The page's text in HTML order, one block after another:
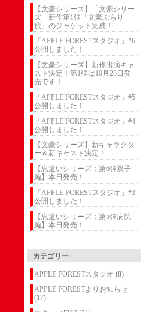
【文豪シリーズ】「文豪シリー
ズ」新作第1弾「文豪ぶらり
旅」のジャケット完成！
「APPLE FORESTスタジオ」#6
公開しました！
【文豪シリーズ】新作出演キャ
スト決定！第1弾は10月28日発
売です！
「APPLE FORESTスタジオ」#5
公開しました！
「APPLE FORESTスタジオ」#4
公開しました！
【文豪シリーズ】新キャラクタ
ー＆新キャスト決定！
【息遣いシリーズ：第6弾双子
編】本日発売！
「APPLE FORESTスタジオ」#3
公開しました！
【息遣いシリーズ：第5弾病院
編】本日発売！
カテゴリー
APPLE FORESTスタジオ (8)
APPLE FORESTよりお知らせ
(17)